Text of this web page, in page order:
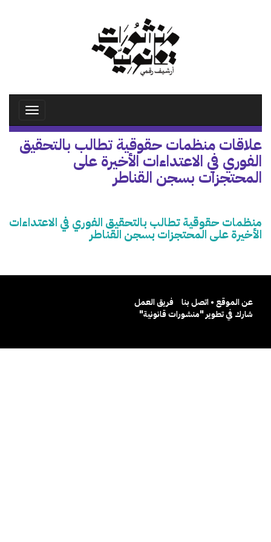
Toggle
علاقات منظمات حقوقية تطالب بالتحقيق
الفوري في الاعتداءات الأخيرة على
المحتجزات بسجن القناطر
منظمات حقوقية تطالب بالتحقيق الفوري في الاعتداءات
الأخيرة على المحتجزات بسجن القناطر
عن الموقع • اتصل بنا
فريق العمل
شارك في تطوير "منشورات قانونية"